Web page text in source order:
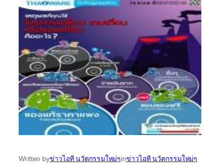
Written byข่าวไอที นวัตกรรมใหม่ๆinข่าวไอที นวัตกรรมใหม่ๆ